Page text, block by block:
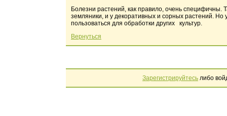
Болезни растений, как правило, очень специфичны.
земляники, и у декоративных и сорных растений.
пользоваться для обработки других культур.
Вернуться
Зарегистрируйтесь либо